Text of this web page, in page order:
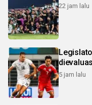
22 jam lalu
5 jam lalu